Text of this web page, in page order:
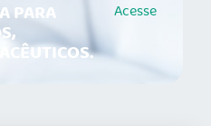
PARA Acesse